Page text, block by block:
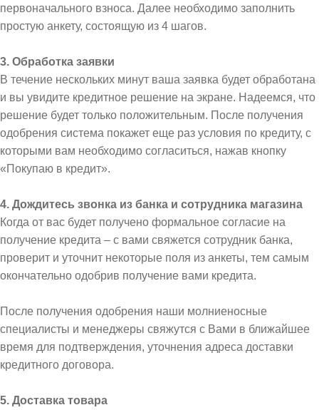
первоначального взноса. Далее необходимо заполнить
простую анкету, состоящую из 4 шагов.
3. Обработка заявки
В течение нескольких минут ваша заявка будет обработана
и вы увидите кредитное решение на экране. Надеемся, что
решение будет только положительным. После получения
одобрения система покажет еще раз условия по кредиту, с
которыми вам необходимо согласиться, нажав кнопку
«Покупаю в кредит».
4. Дождитесь звонка из банка и сотрудника магазина
Когда от вас будет получено формальное согласие на
получение кредита – с вами свяжется сотрудник банка,
проверит и уточнит некоторые поля из анкеты, тем самым
окончательно одобрив получение вами кредита.
После получения одобрения наши молниеносные
специалисты и менеджеры свяжутся с Вами в ближайшее
время для подтверждения, уточнения адреса доставки
кредитного договора.
5. Доставка товара